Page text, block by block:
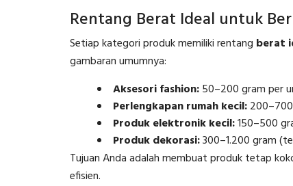
Rentang Berat Ideal untuk
Setiap kategori produk memiliki rentang berat
gambaran umumnya:
Aksesori fashion:50–200 gram per
Perlengkapan rumah kecil:
Produk elektronik kecil:150–500
Produk dekorasi:300–1.200 gram
Tujuan Anda adalah membuat produk tetap
efisien.